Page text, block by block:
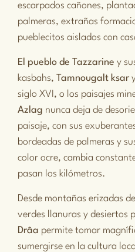
escarpados cañones,
palmeras, extrañas
pueblecitos aislados con
El pueblo de Tazzarine y
kasbahs, Tamnougalt ksar
siglo XVI, o los paisajes
Azlag nunca deja de
paisaje, con sus
bordeadas de palmeras y
color ocre, cambia
pasan los kilómetros.
Desde montañas erizadas
verdes llanuras y desiertos
Drâa permite tomar
sumergirse en la cultura